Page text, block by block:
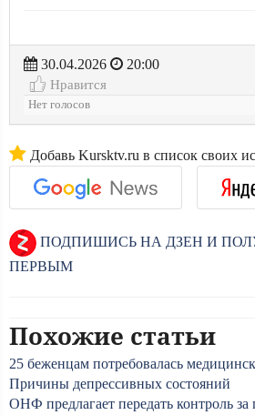
30.04.2026
20:00
Нравится
Нет голосов
Добавь Kursktv.ru в список своих
ПОДПИШИСЬ НА ДЗЕН И
ПЕРВЫМ
Похожие статьи
25 беженцам потребовалась
Причины депрессивных состояний
ОНФ предлагает передать контроль за